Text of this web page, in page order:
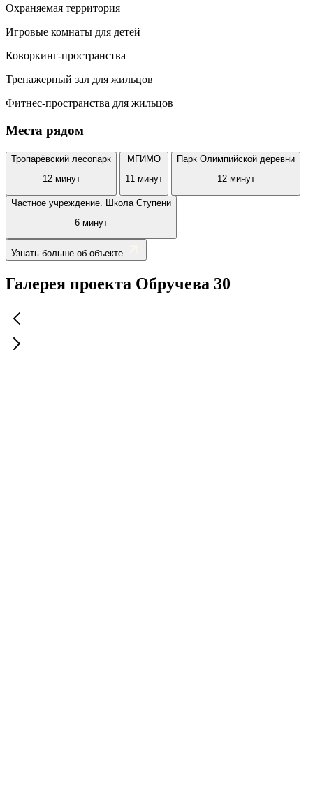
Охраняемая территория
Игровые комнаты для детей
Коворкинг-пространства
Тренажерный зал для жильцов
Фитнес-пространства для жильцов
Места рядом
Тропарёвский лесопарк
12 минут
МГИМО
11 минут
Парк Олимпийской деревни
12 минут
Частное учреждение. Школа Ступени
6 минут
Узнать больше об объекте
Галерея проекта Обручева 30